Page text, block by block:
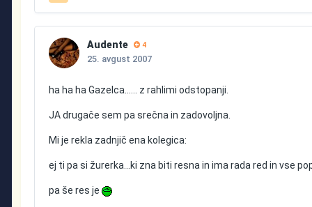
Audente 4
25. avgust 2007
ha ha ha Gazelca...... z rahlimi odstopanji.
JA drugače sem pa srečna in zadovoljna.
Mi je rekla zadnjič ena kolegica:
ej ti pa si žurerka...ki zna biti resna in ima rada red in vse
pa še res je